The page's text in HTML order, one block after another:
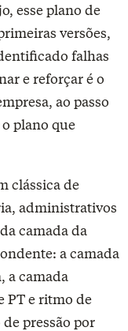
esse plano de
versões,
falhas
e reforçar é o
ao passo
plano que
clássica de
administrativos
camada da
a camada
a camada
PT e ritmo de
pressão por